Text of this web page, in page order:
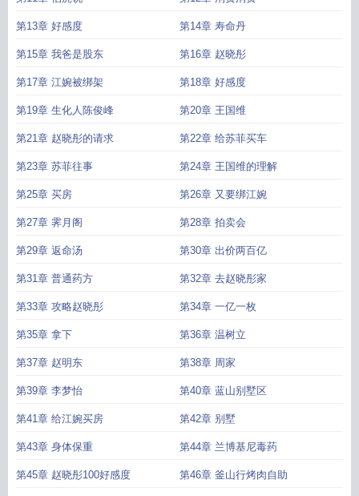
第13章 好感度 第14章 寿命丹
第15章 我爸是股东 第16章 赵晓彤
第17章 江婉被绑架 第18章 好感度
第19章 生化人陈俊峰 第20章 王国维
第21章 赵晓彤的请求 第22章 给苏菲买车
第23章 苏菲往事 第24章 王国维的理解
第25章 买房 第26章 又要绑江婉
第27章 霁月阁 第28章 拍卖会
第29章 返命汤 第30章 出价两百亿
第31章 普通药方 第32章 去赵晓彤家
第33章 攻略赵晓彤 第34章 一亿一枚
第35章 拿下 第36章 温树立
第37章 赵明东 第38章 周家
第39章 李梦怡 第40章 蓝山别墅区
第41章 给江婉买房 第42章 别墅
第43章 身体保重 第44章 兰博基尼毒药
第45章 赵晓彤100好感度 第46章 釜山行烤肉自助